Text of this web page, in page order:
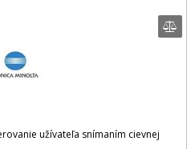
užívateľa snímaním cievnej